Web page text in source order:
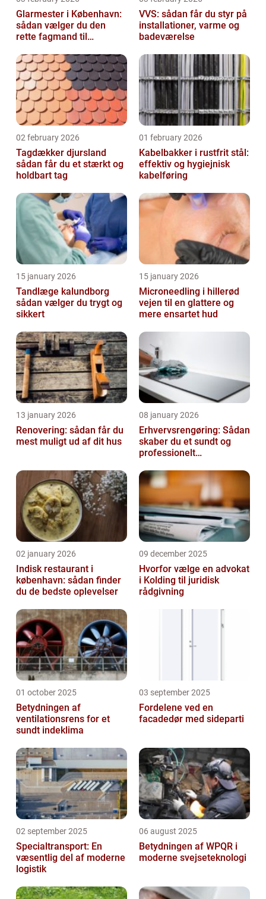
Glarmester i København:
sådan vælger du den
rette fagmand til
VVS: sådan får du styr på
installationer, varme og
badeværelse
02 february 2026
Tagdækker djursland
sådan får du et stærkt og
holdbart tag
01 february 2026
Kabelbakker i rustfrit stål:
effektiv og hygiejnisk
kabelføring
15 january 2026
Tandlæge kalundborg
sådan vælger du trygt og
sikkert
15 january 2026
Microneedling i hillerød
vejen til en glattere og
mere ensartet hud
13 january 2026
Renovering: sådan får du
mest muligt ud af dit hus
08 january 2026
Erhvervsrengøring: Sådan
skaber du et sundt og
professionelt
02 january 2026
Indisk restaurant i
københavn: sådan finder
du de bedste oplevelser
09 december 2025
Hvorfor vælge en advokat
i Kolding til juridisk
rådgivning
01 october 2025
Betydningen af
ventilationsrens for et
sundt indeklima
03 september 2025
Fordelene ved en
facadedør med sideparti
02 september 2025
Specialtransport: En
væsentlig del af moderne
logistik
06 august 2025
Betydningen af WPQR i
moderne svejseteknologi